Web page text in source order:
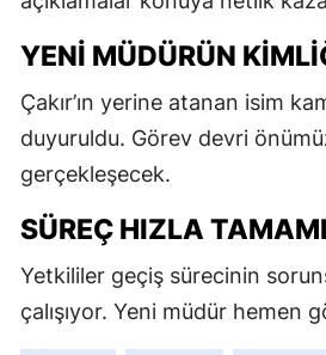
YENI MÜDÜRÜN
Çakır’ın yerine atanan isim
duyuruldu. Görev devri
gerçekleşecek.
SÜREÇ HIZLA
Yetkililer geçiş sürecinin
çalışıyor. Yeni müdür hemen